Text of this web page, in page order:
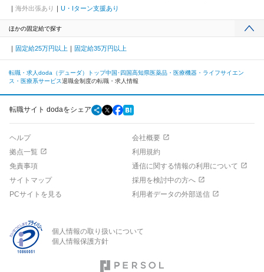
海外出張あり
U・Iターン支援あり
ほかの固定給で探す
固定給25万円以上 固定給35万円以上
転職・求人doda（デューダ）トップ中国･四国高知県医薬品・医療機器・ライフサイエン
ス・医療系サービス退職金制度の転職・求人情報
転職サイト dodaをシェア
ヘルプ
会社概要
拠点一覧
利用規約
免責事項
通信に関する情報の利用について
サイトマップ
採用を検討中の方へ
PCサイトを見る
利用者データの外部送信
個人情報の取り扱いについて
個人情報保護方針